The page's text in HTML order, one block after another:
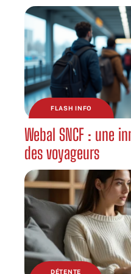
FLASH INFO
Webal SNCF : une
des voyageurs
DÉTENTE